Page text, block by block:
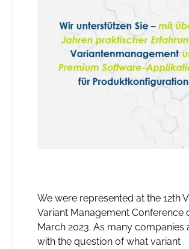
We were represented at the 12th
Variant Management Conference
March 2023. As many companies
with the question of what variant